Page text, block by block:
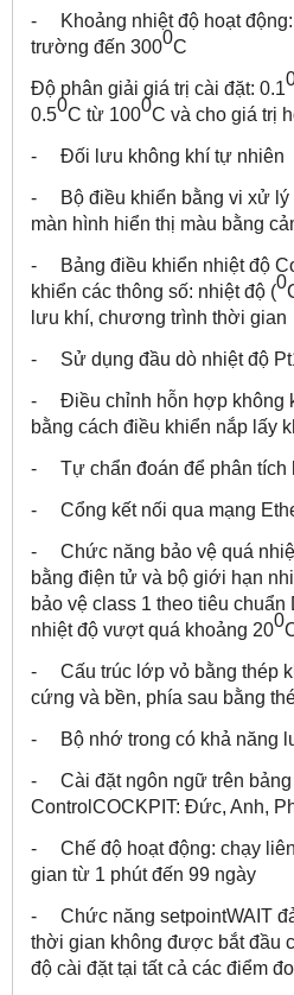
- Khoảng nhiệt độ hoạt động:
trường đến 3000C
Độ phân giải giá trị cài đặt: 0.1
0.50C từ 1000C và cho giá trị
- Đối lưu không khí tự nhiên
- Bộ điều khiển bằng vi xử lý
màn hình hiển thị màu bằng
- Bảng điều khiển nhiệt độ
khiển các thông số: nhiệt độ (0
lưu khí, chương trình thời gian
- Sử dụng đầu dò nhiệt độ
- Điều chỉnh hỗn hợp không
bằng cách điều khiển nắp lấy
- Tự chẩn đoán để phân tích
- Cổng kết nối qua mạng
- Chức năng bảo vệ quá
bằng điện tử và bộ giới hạn
bảo vệ class 1 theo tiêu
nhiệt độ vượt quá khoảng 200
- Cấu trúc lớp vỏ bằng thép
cứng và bền, phía sau bằng
- Bộ nhớ trong có khả năng
- Cài đặt ngôn ngữ trên bảng
ControlCOCKPIT: Đức, Anh,
- Chế độ hoạt động: chạy
gian từ 1 phút đến 99 ngày
- Chức năng setpointWAIT
thời gian không được bắt đầu
độ cài đặt tại tất cả các điểm